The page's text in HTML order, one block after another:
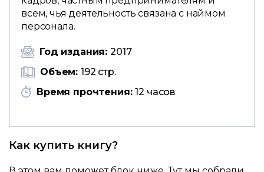
всем, чья деятельность связана с наймом
персонала.
Год издания: 2017
Объем: 192 стр.
Время прочтения: 12 часов
Как купить книгу?